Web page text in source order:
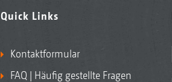
Quick Links
Kontaktformular
FAQ | Häufig gestellte Fragen